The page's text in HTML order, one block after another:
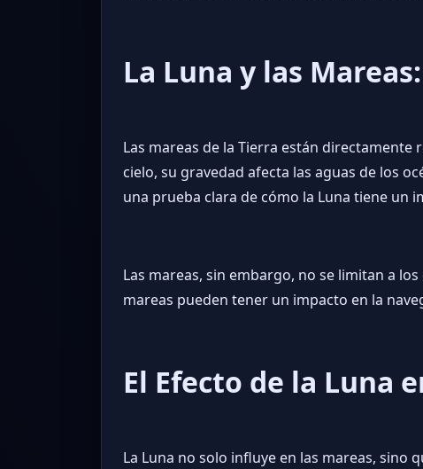
La Luna y las
Las mareas de la Tierra están directamente
cielo, su gravedad afecta las aguas de los
una prueba clara de cómo la Luna tiene un
Las mareas, sin embargo, no se limitan a
mareas pueden tener un impacto en la
El Efecto de la Luna
La Luna no solo influye en las mareas, sino